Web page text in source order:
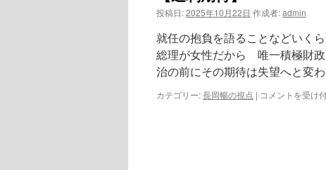
投稿日:2025年10月22日 作成者:admin
就任の抱負を語ることなどいく
総理が女性だから 唯一積極財
治の前にその期待は失望へと変
カテゴリー:長岡暢の視点 | 【過
コメントを受け